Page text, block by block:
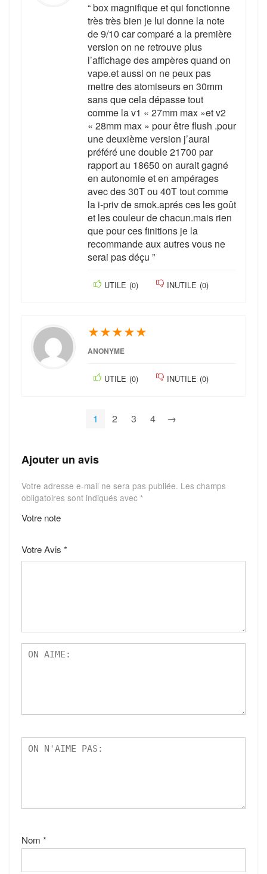
“ box magnifique et qui fonctionne
très très bien je lui donne la note
de 9/10 car comparé a la première
version on ne retrouve plus
l’affichage des ampères quand on
vape.et aussi on ne peux pas
mettre des atomiseurs en 30mm
sans que cela dépasse tout
comme la v1 « 27mm max »et v2
« 28mm max » pour être flush .pour
une deuxième version j’aurai
préféré une double 21700 par
rapport au 18650 on aurait gagné
en autonomie et en ampérages
avec des 30T ou 40T tout comme
la i-priv de smok.aprés ces les goût
et les couleur de chacun.mais rien
que pour ces finitions je la
recommande aux autres vous ne
serai pas déçu ”
UTILE (0) INUTILE (0)
★★★★★
ANONYME
UTILE (0) INUTILE (0)
1 2 3 4 →
Ajouter un avis
Votre adresse e-mail ne sera pas publiée. Les champs
obligatoires sont indiqués avec *
Votre note
Votre Avis *
Nom *